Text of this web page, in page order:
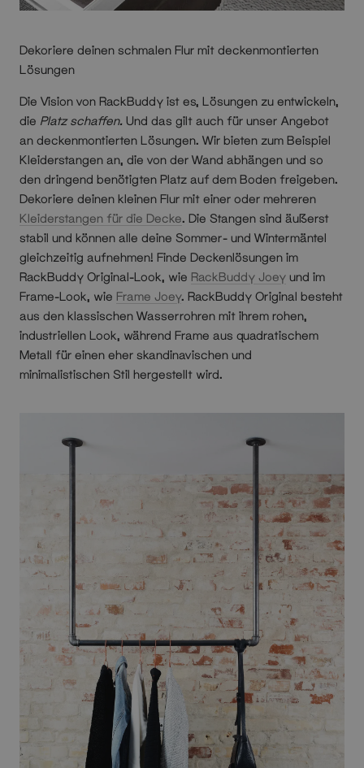
Dekoriere deinen schmalen Flur mit deckenmontierten
Lösungen
Die Vision von RackBuddy ist es, Lösungen zu entwickeln,
die Platz schaffen. Und das gilt auch für unser Angebot
an deckenmontierten Lösungen. Wir bieten zum Beispiel
Kleiderstangen an, die von der Wand abhängen und so
den dringend benötigten Platz auf dem Boden freigeben.
Dekoriere deinen kleinen Flur mit einer oder mehreren
Kleiderstangen für die Decke. Die Stangen sind äußerst
stabil und können alle deine Sommer- und Wintermäntel
gleichzeitig aufnehmen! Finde Deckenlösungen im
RackBuddy Original-Look, wie RackBuddy Joey und im
Frame-Look, wie Frame Joey. RackBuddy Original besteht
aus den klassischen Wasserrohren mit ihrem rohen,
industriellen Look, während Frame aus quadratischem
Metall für einen eher skandinavischen und
minimalistischen Stil hergestellt wird.